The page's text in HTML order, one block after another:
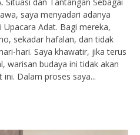
saya menyadari adanya
Adat. Bagi mereka,
sekadar hafalan, dan tidak
hari. Saya khawatir, jika terus
warisan budaya ini tidak akan
Dalam proses saya...